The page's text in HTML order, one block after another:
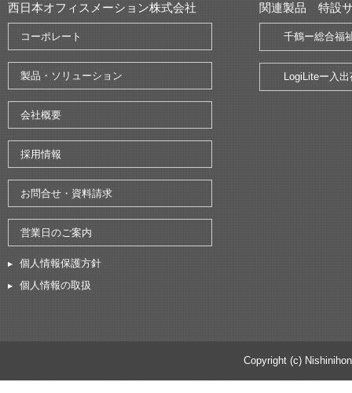
西日本オフィスメーション株式会社
コーポレート
製品・ソリューション
会社概要
採用情報
お問合せ・資料請求
営業日のご案内
個人情報保護方針
個人情報の取扱
関連製品 特設
千鶴ー総合福
LogiLiteー入
Copyright (c)